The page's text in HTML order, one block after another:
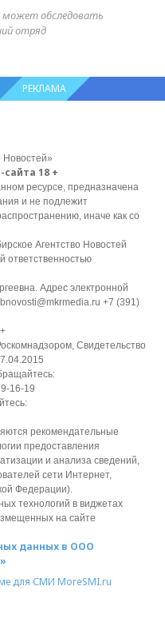
может обследовать
отряд
РЕКЛАМА
18 +
ресурсе, предназначена
и не подлежит
иначе как со
Агентство Новостей
ответственностью
Адрес электронной
+7 (391)
Свидетельство
16-19
рекомендательные
предоставления
и анализа сведений,
сети Интернет,
Федерации).
технологий в виджетах
на сайте
данных в ООО
для СМИ MoreSMI.ru